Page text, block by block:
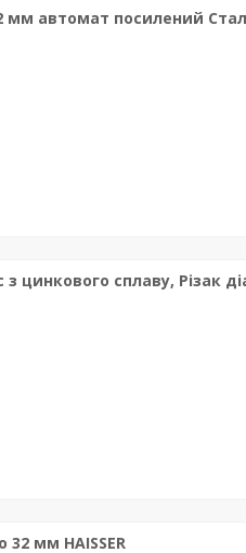
мм автомат посилений
з цинкового сплаву, Різак
32 мм HAISSER